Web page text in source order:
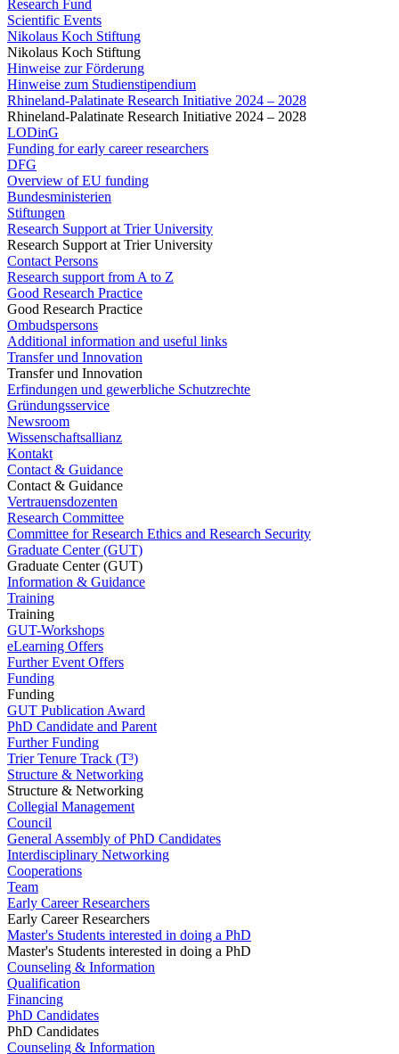
Research Fund
Scientific Events
Nikolaus Koch Stiftung
Nikolaus Koch Stiftung
Hinweise zur Förderung
Hinweise zum Studienstipendium
Rhineland-Palatinate Research Initiative 2024 – 2028
Rhineland-Palatinate Research Initiative 2024 – 2028
LODinG
Funding for early career researchers
DFG
Overview of EU funding
Bundesministerien
Stiftungen
Research Support at Trier University
Research Support at Trier University
Contact Persons
Research support from A to Z
Good Research Practice
Good Research Practice
Ombudspersons
Additional information and useful links
Transfer und Innovation
Transfer und Innovation
Erfindungen und gewerbliche Schutzrechte
Gründungsservice
Newsroom
Wissenschaftsallianz
Kontakt
Contact & Guidance
Contact & Guidance
Vertrauensdozenten
Research Committee
Committee for Research Ethics and Research Security
Graduate Center (GUT)
Graduate Center (GUT)
Information & Guidance
Training
Training
GUT-Workshops
eLearning Offers
Further Event Offers
Funding
Funding
GUT Publication Award
PhD Candidate and Parent
Further Funding
Trier Tenure Track (T³)
Structure & Networking
Structure & Networking
Collegial Management
Council
General Assembly of PhD Candidates
Interdisciplinary Networking
Cooperations
Team
Early Career Researchers
Early Career Researchers
Master's Students interested in doing a PhD
Master's Students interested in doing a PhD
Counseling & Information
Qualification
Financing
PhD Candidates
PhD Candidates
Counseling & Information